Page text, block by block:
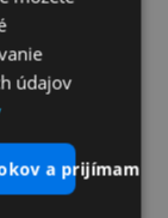
údajov
a prijímam